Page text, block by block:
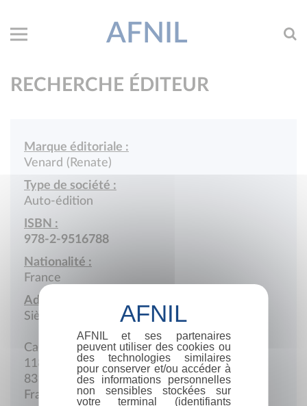
AFNIL
RECHERCHE ÉDITEUR
Marque éditoriale :
Venard (Renate)
Type de société :
Auto-édition
ISBN :
978-2-9516788
Nationalité :
France
Adresse :
Siège social
Campagne Mittre
1186 Chemin de la Grande-Bastide
83110 Sanary-sur-Mer
France
AFNIL et ses partenaires
peuvent utiliser des cookies ou
des technologies similaires
pour conserver et/ou accéder à
des informations personnelles
non sensibles stockées sur
votre terminal (identifiants